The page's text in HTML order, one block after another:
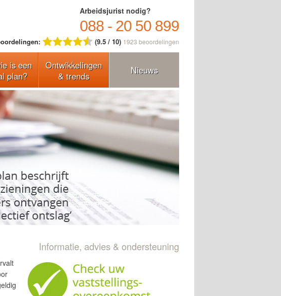
Arbeidsjurist nodig?
088 - 20 50 899
(9.5 / 10) 1923 beoordelingen
is een
plan?
Ontwikkelingen
& trends
Nieuws
Informatie, advies & ondersteuning